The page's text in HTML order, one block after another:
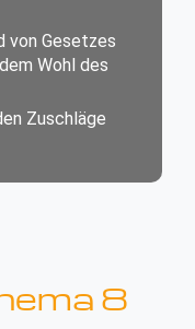
von Gesetzes
Wohl des
Zuschläge
8